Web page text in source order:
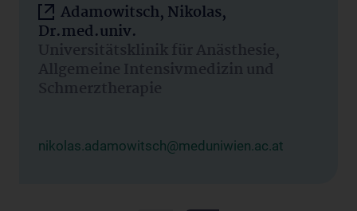
Adamowitsch, Nikolas,
Dr.med.univ.
Universitätsklinik für Anästhesie,
Allgemeine Intensivmedizin und
Schmerztherapie
nikolas.adamowitsch@meduniwien.ac.at